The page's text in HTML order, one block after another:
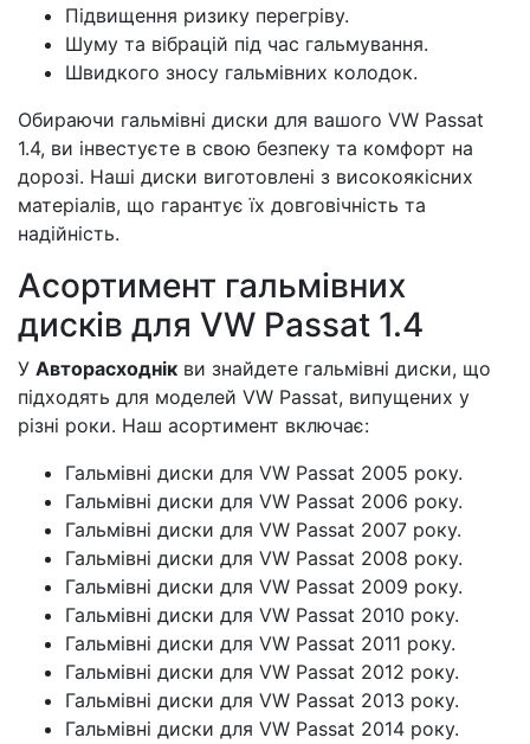
Підвищення ризику перегріву.
Шуму та вібрацій під час гальмування.
Швидкого зносу гальмівних колодок.
Обираючи гальмівні диски для вашого VW Passat
1.4, ви інвестуєте в свою безпеку та комфорт на
дорозі. Наші диски виготовлені з високоякісних
матеріалів, що гарантує їх довговічність та
надійність.
Асортимент гальмівних
дисків для VW Passat 1.4
У Авторасходнік ви знайдете гальмівні диски, що
підходять для моделей VW Passat, випущених у
різні роки. Наш асортимент включає:
Гальмівні диски для VW Passat 2005 року.
Гальмівні диски для VW Passat 2006 року.
Гальмівні диски для VW Passat 2007 року.
Гальмівні диски для VW Passat 2008 року.
Гальмівні диски для VW Passat 2009 року.
Гальмівні диски для VW Passat 2010 року.
Гальмівні диски для VW Passat 2011 року.
Гальмівні диски для VW Passat 2012 року.
Гальмівні диски для VW Passat 2013 року.
Гальмівні диски для VW Passat 2014 року.